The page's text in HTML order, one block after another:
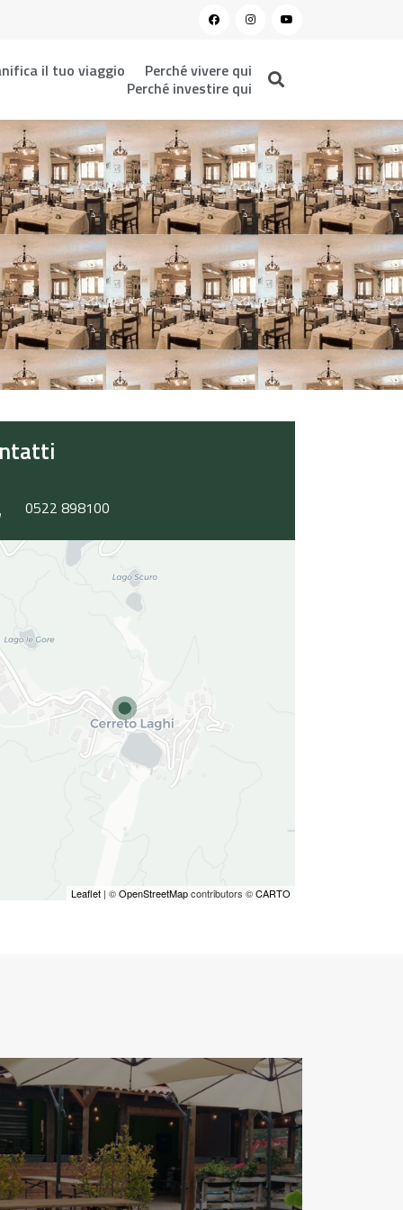
il tuo viaggio
Perché vivere qui
Perché investire qui
0522 898100
Leaflet | ©OpenStreetMapcontributors ©CARTO